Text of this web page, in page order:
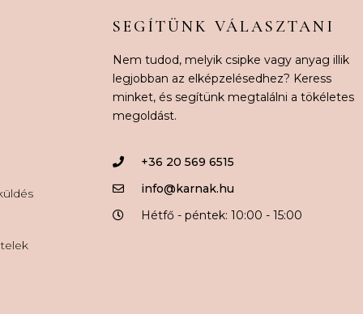
SEGÍTÜNK VÁLASZTANI
Nem tudod, melyik csipke vagy anyag illik
legjobban az elképzelésedhez? Keress
minket, és segítünk megtalálni a tökéletes
megoldást.
+36 20 569 6515
info@karnak.hu
Hétfő - péntek: 10:00 - 15:00